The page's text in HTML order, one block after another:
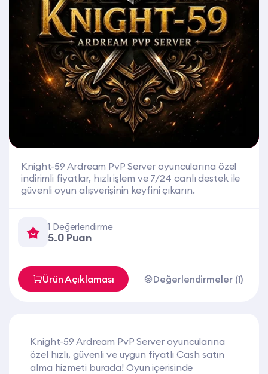
Knight-59 Ardream PvP Server oyuncularına özel
indirimli fiyatlar, hızlı işlem ve 7/24 canlı destek ile
güvenli oyun alışverişinin keyfini çıkarın.
1 Değerlendirme
5.0 Puan
Ürün Açıklaması Değerlendirmeler (1)
Knight-59 Ardream PvP Server oyuncularına
özel hızlı, güvenli ve uygun fiyatlı Cash satın
alma hizmeti burada! Oyun içerisinde